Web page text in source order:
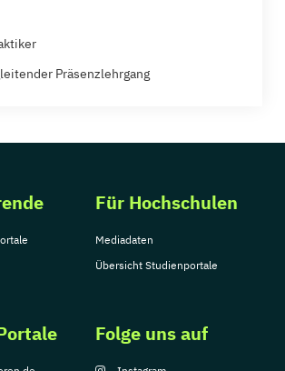
Präsenzlehrgang
Für Hochschulen
Mediadaten
Übersicht Studienportale
Folge uns auf